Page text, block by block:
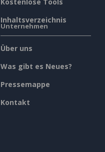
Inhaltsverzeichnis
Unternehmen
Über uns
Was gibt es Neues?
Pressemappe
Kontakt